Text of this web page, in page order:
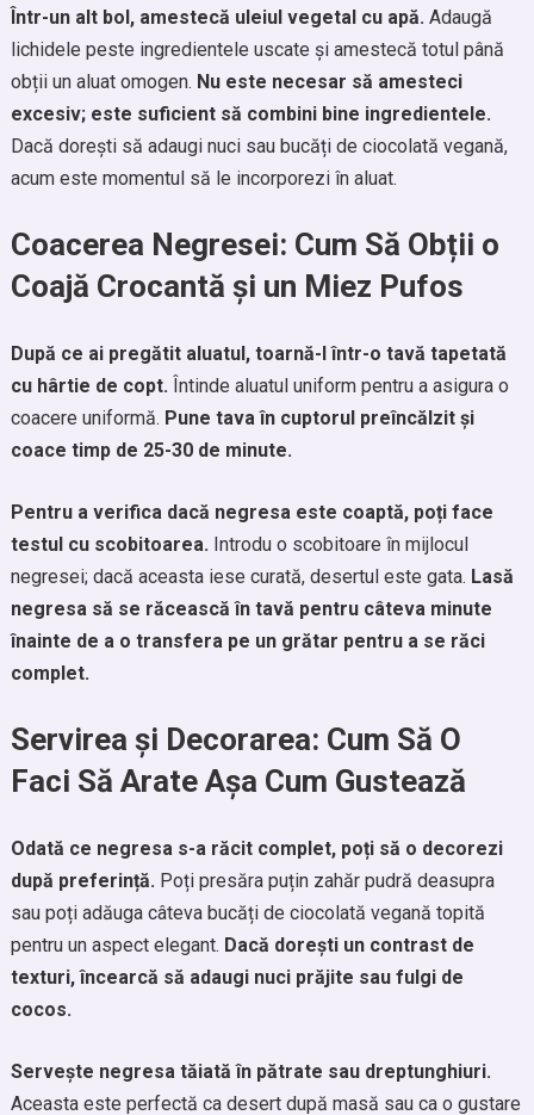
Într-un alt bol, amestecă uleiul vegetal cu apă. Adaugă
lichidele peste ingredientele uscate și amestecă totul până
obții un aluat omogen. Nu este necesar să amesteci
excesiv; este suficient să combini bine ingredientele.
Dacă dorești să adaugi nuci sau bucăți de ciocolată vegană,
acum este momentul să le incorporezi în aluat.
Coacerea Negresei: Cum Să Obții o
Coajă Crocantă și un Miez Pufos
După ce ai pregătit aluatul, toarnă-l într-o tavă tapetată
cu hârtie de copt. Întinde aluatul uniform pentru a asigura o
coacere uniformă. Pune tava în cuptorul preîncălzit și
coace timp de 25-30 de minute.
Pentru a verifica dacă negresa este coaptă, poți face
testul cu scobitoarea. Introdu o scobitoare în mijlocul
negresei; dacă aceasta iese curată, desertul este gata. Lasă
negresa să se răcească în tavă pentru câteva minute
înainte de a o transfera pe un grătar pentru a se răci
complet.
Servirea și Decorarea: Cum Să O
Faci Să Arate Așa Cum Gustează
Odată ce negresa s-a răcit complet, poți să o decorezi
după preferință. Poți presăra puțin zahăr pudră deasupra
sau poți adăuga câteva bucăți de ciocolată vegană topită
pentru un aspect elegant. Dacă dorești un contrast de
texturi, încearcă să adaugi nuci prăjite sau fulgi de
cocos.
Servește negresa tăiată în pătrate sau dreptunghiuri.
Aceasta este perfectă ca desert după masă sau ca o gustare